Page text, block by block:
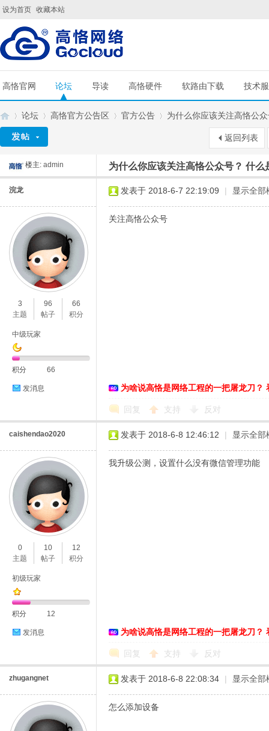
设为首页 收藏本站
高恪官网 论坛 导读 高恪硬件 软路由下载 技术
»
论坛
›
高恪官方公告区
›
官方公告
›
为什么你应该关注高恪公
返回列表
楼主: admin 为什么你应该关注高恪公众号？ 什么
浣龙
3
主题
96
帖子
66
积分
中级玩家
积分 66
发消息
发表于 2018-6-7 22:19:09 | 显示全部
关注高恪公众号
为啥说高恪是网络工程的一把屠龙刀？
回复 支持 反对
caishendao2020
0
主题
10
帖子
12
积分
初级玩家
积分 12
发消息
发表于 2018-6-8 12:46:12 | 显示全部
我升级公测，设置什么没有微信管理功能
为啥说高恪是网络工程的一把屠龙刀？
回复 支持 反对
zhugangnet 发表于 2018-6-8 22:08:34 | 显示全部
怎么添加设备